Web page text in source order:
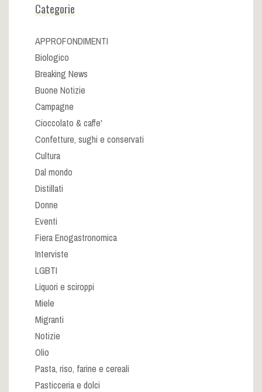
Categorie
APPROFONDIMENTI
Biologico
Breaking News
Buone Notizie
Campagne
Cioccolato & caffe'
Confetture, sughi e conservati
Cultura
Dal mondo
Distillati
Donne
Eventi
Fiera Enogastronomica
Interviste
LGBTI
Liquori e sciroppi
Miele
Migranti
Notizie
Olio
Pasta, riso, farine e cereali
Pasticceria e dolci